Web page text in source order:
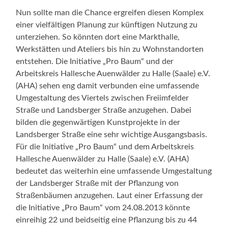
Nun sollte man die Chance ergreifen diesen Komplex
einer vielfältigen Planung zur künftigen Nutzung zu
unterziehen. So könnten dort eine Markthalle,
Werkstätten und Ateliers bis hin zu Wohnstandorten
entstehen. Die Initiative „Pro Baum“ und der
Arbeitskreis Hallesche Auenwälder zu Halle (Saale) e.V.
(AHA) sehen eng damit verbunden eine umfassende
Umgestaltung des Viertels zwischen Freiimfelder
Straße und Landsberger Straße anzugehen. Dabei
bilden die gegenwärtigen Kunstprojekte in der
Landsberger Straße eine sehr wichtige Ausgangsbasis.
Für die Initiative „Pro Baum“ und dem Arbeitskreis
Hallesche Auenwälder zu Halle (Saale) e.V. (AHA)
bedeutet das weiterhin eine umfassende Umgestaltung
der Landsberger Straße mit der Pflanzung von
Straßenbäumen anzugehen. Laut einer Erfassung der
die Initiative „Pro Baum“ vom 24.08.2013 könnte
einreihig 22 und beidseitig eine Pflanzung bis zu 44